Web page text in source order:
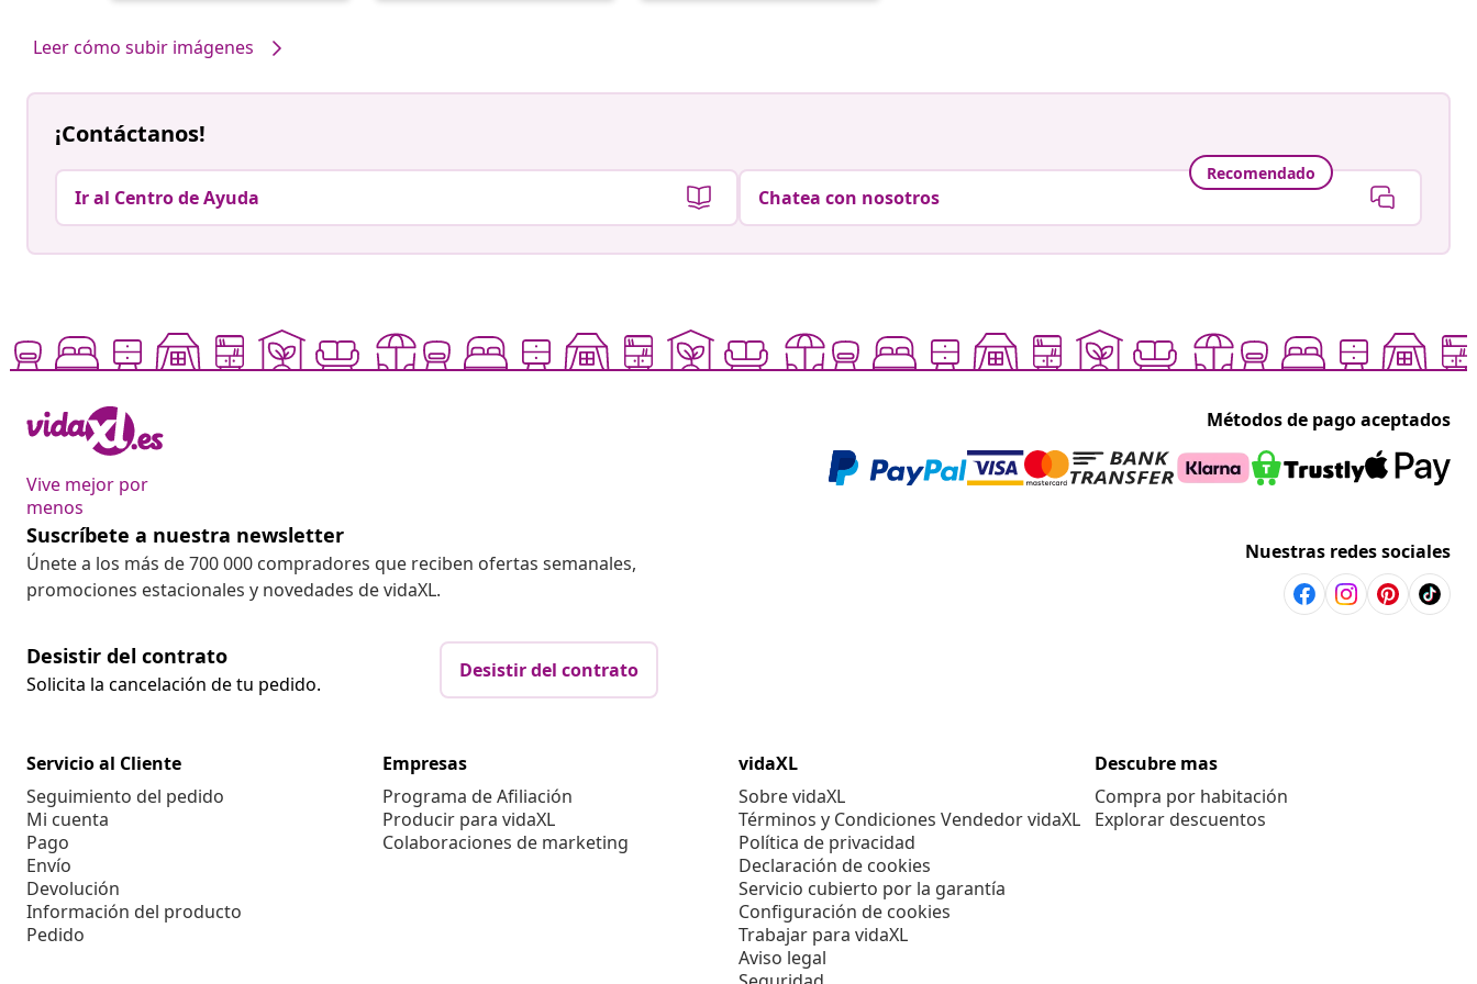
Leer cómo subir imágenes
¡Contáctanos!
Ir al Centro de Ayuda
Recomendado
Chatea con nosotros
Vive mejor por
menos
Métodos de pago aceptados
Suscríbete a nuestra newsletter
Únete a los más de 700 000 compradores que reciben ofertas semanales,
promociones estacionales y novedades de vidaXL.
Nuestras redes sociales
Desistir del contrato
Solicita la cancelación de tu pedido.
Desistir del contrato
Servicio al Cliente
Seguimiento del pedido
Mi cuenta
Pago
Envío
Devolución
Información del producto
Pedido
Empresas
Programa de Afiliación
Producir para vidaXL
Colaboraciones de marketing
vidaXL
Sobre vidaXL
Términos y Condiciones Vendedor vidaXL
Política de privacidad
Declaración de cookies
Servicio cubierto por la garantía
Configuración de cookies
Trabajar para vidaXL
Aviso legal
Descubre mas
Compra por habitación
Explorar descuentos